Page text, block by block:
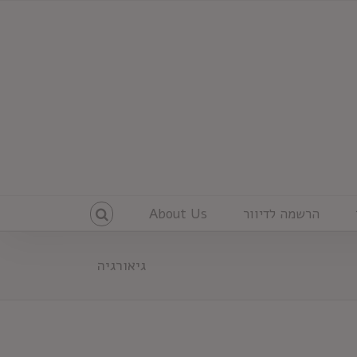
הרשמה לדיוור About Us
גיאורגיה